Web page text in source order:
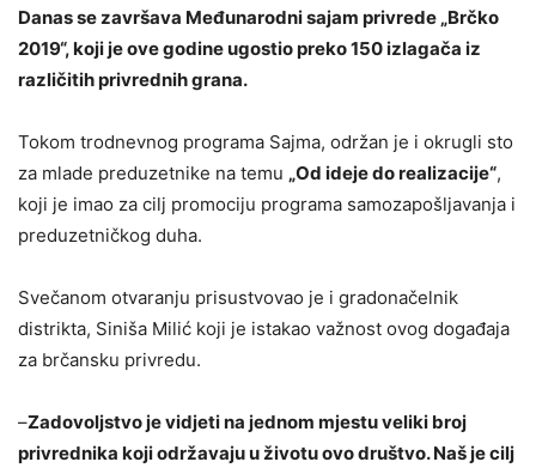
Danas se završava Međunarodni sajam privrede „Brčko
2019“, koji je ove godine ugostio preko 150 izlagača iz
različitih privrednih grana.
Tokom trodnevnog programa Sajma, održan je i okrugli sto
za mlade preduzetnike na temu „Od ideje do realizacije“,
koji je imao za cilj promociju programa samozapošljavanja i
preduzetničkog duha.
Svečanom otvaranju prisustvovao je i gradonačelnik
distrikta, Siniša Milić koji je istakao važnost ovog događaja
za brčansku privredu.
–Zadovoljstvo je vidjeti na jednom mjestu veliki broj
privrednika koji održavaju u životu ovo društvo. Naš je cilj